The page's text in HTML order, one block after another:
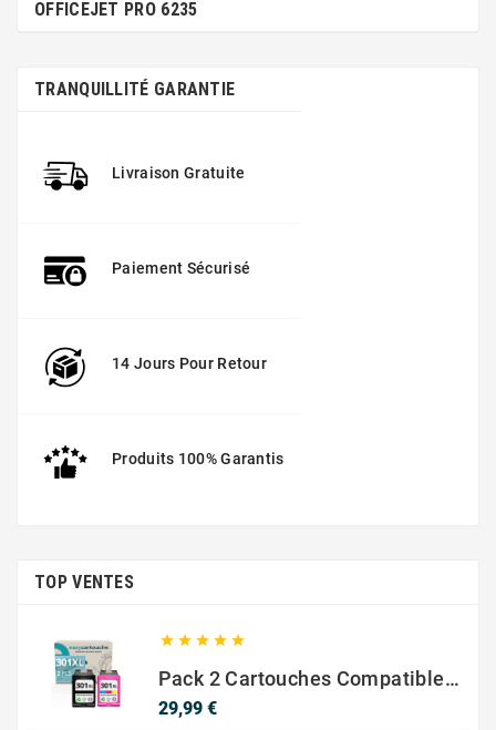
OFFICEJET PRO 6235
TRANQUILLITÉ GARANTIE
Livraison Gratuite
Paiement Sécurisé
14 Jours Pour Retour
Produits 100% Garantis
TOP VENTES
    
Pack 2 Cartouches Compatible Avec HP 301 XL Noir Et Couleur
29,99 €Prix